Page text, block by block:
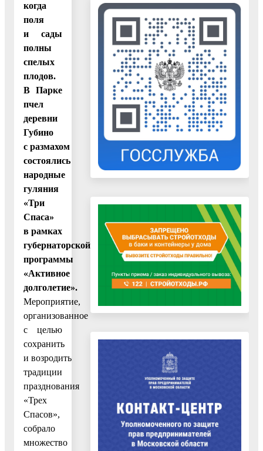
когда
поля
и сады
полны
спелых
плодов.
В Парке
пчел
деревни
Губино
с размахом
состоялись
народные
гуляния
«Три
Спаса»
в рамках
губернаторской
программы
«Активное
долголетие».
Мероприятие,
организованное
с целью
сохранить
и возродить
традиции
празднования
«Трех
Спасов»,
собрало
множество